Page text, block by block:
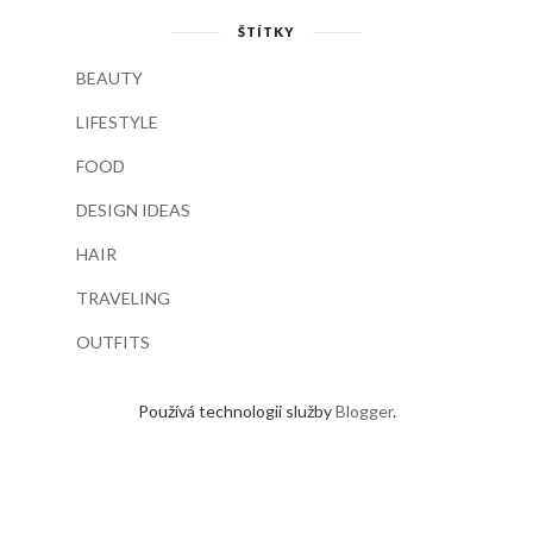
ŠTÍTKY
BEAUTY
LIFESTYLE
FOOD
DESIGN IDEAS
HAIR
TRAVELING
OUTFITS
Používá technologii službyBlogger.